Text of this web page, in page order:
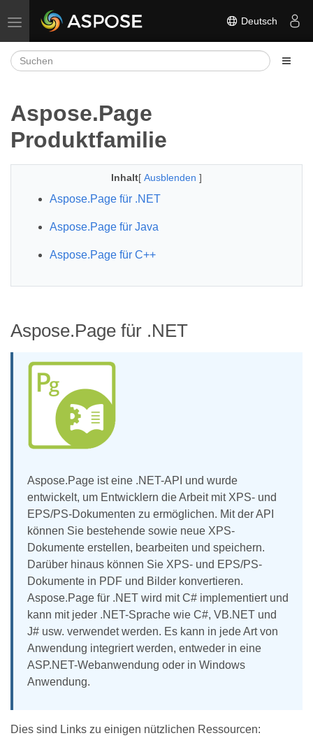
Navigation umschalten Deutsch
Aspose.Page
Produktfamilie
Inhalt[ Ausblenden ]
Aspose.Page für .NET
Aspose.Page für Java
Aspose.Page für C++
Aspose.Page für .NET
Aspose.Page ist eine .NET-API und wurde
entwickelt, um Entwicklern die Arbeit mit XPS- und
EPS/PS-Dokumenten zu ermöglichen. Mit der API
können Sie bestehende sowie neue XPS-
Dokumente erstellen, bearbeiten und speichern.
Darüber hinaus können Sie XPS- und EPS/PS-
Dokumente in PDF und Bilder konvertieren.
Aspose.Page für .NET wird mit C# implementiert und
kann mit jeder .NET-Sprache wie C#, VB.NET und
J# usw. verwendet werden. Es kann in jede Art von
Anwendung integriert werden, entweder in eine
ASP.NET-Webanwendung oder in Windows
Anwendung.
Dies sind Links zu einigen nützlichen Ressourcen: